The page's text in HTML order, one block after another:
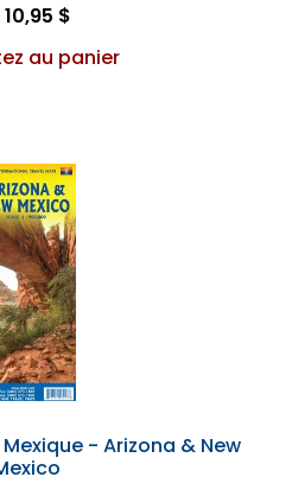
10,95 $
au panier
- Arizona & New